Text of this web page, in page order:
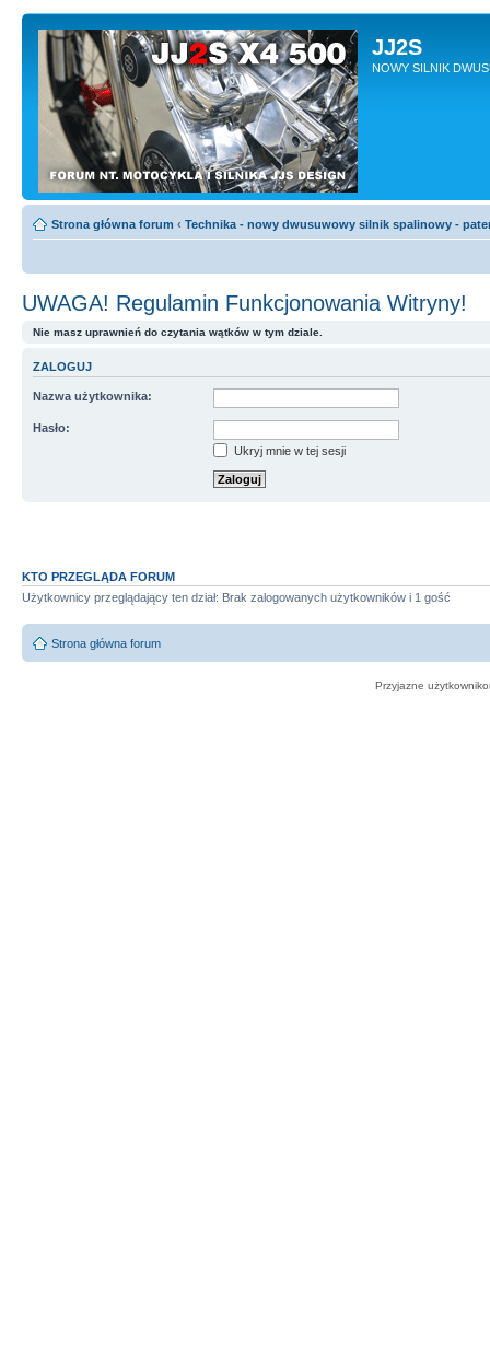
JJ2S
NOWY SILNIK
Strona główna forum ‹ Technika - nowy dwusuwowy silnik spalinowy -
UWAGA! Regulamin Funkcjonowania Witryny!
Nie masz uprawnień do czytania wątków w tym dziale.
ZALOGUJ
Nazwa użytkownika:
Hasło:
Ukryj mnie w tej sesji
KTO PRZEGLĄDA FORUM
Użytkownicy przeglądający ten dział: Brak zalogowanych użytkowników i 1 gość
Strona główna forum
Przyjazne